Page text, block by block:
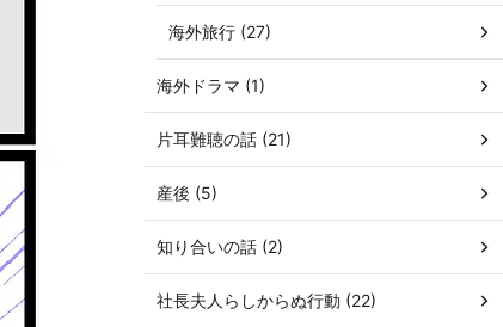
海外旅行 (27)
海外ドラマ (1)
片耳難聴の話 (21)
産後 (5)
知り合いの話 (2)
社長夫人らしからぬ行動 (22)